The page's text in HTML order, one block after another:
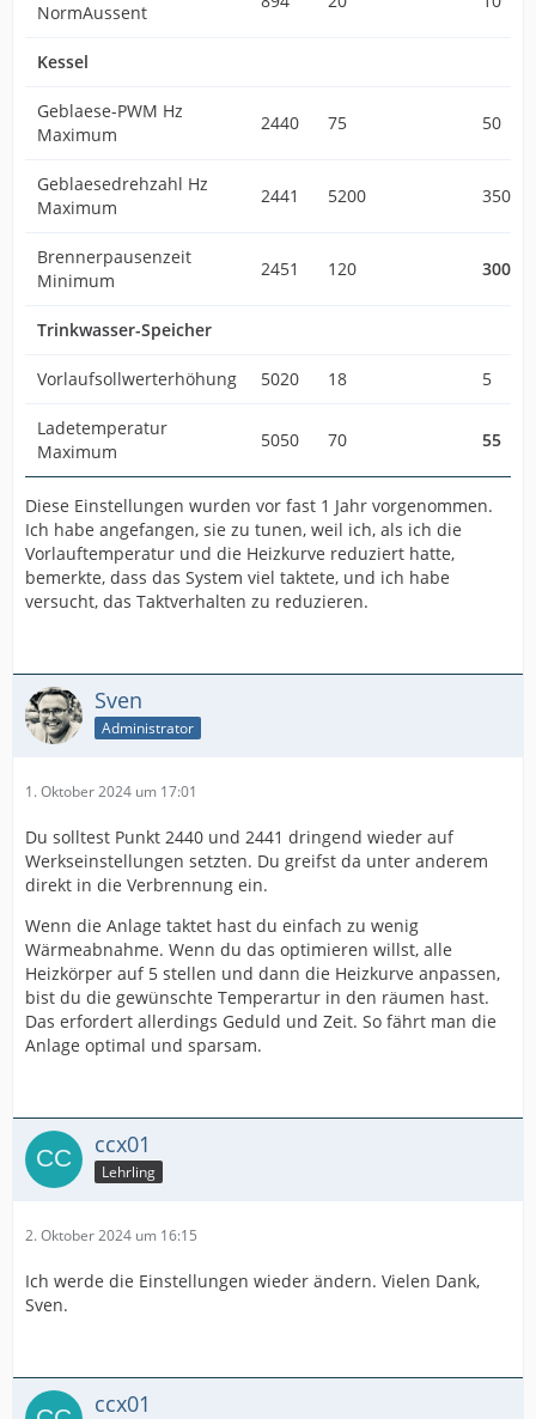
NormAussent
Kessel
Geblaese-PWM Hz
Maximum
2440 75 50
Geblaesedrehzahl Hz
Maximum
2441 5200 3500
Brennerpausenzeit
Minimum
2451 120 300
Trinkwasser-Speicher
Vorlaufsollwerterhöhung 5020 18 5
Ladetemperatur
Maximum
5050 70 55
Diese Einstellungen wurden vor fast 1 Jahr vorgenommen.
Ich habe angefangen, sie zu tunen, weil ich, als ich die
Vorlauftemperatur und die Heizkurve reduziert hatte,
bemerkte, dass das System viel taktete, und ich habe
versucht, das Taktverhalten zu reduzieren.
Sven
Administrator
1. Oktober 2024 um 17:01
Du solltest Punkt 2440 und 2441 dringend wieder auf
Werkseinstellungen setzten. Du greifst da unter anderem
direkt in die Verbrennung ein.
Wenn die Anlage taktet hast du einfach zu wenig
Wärmeabnahme. Wenn du das optimieren willst, alle
Heizkörper auf 5 stellen und dann die Heizkurve anpassen,
bist du die gewünschte Temperartur in den räumen hast.
Das erfordert allerdings Geduld und Zeit. So fährt man die
Anlage optimal und sparsam.
ccx01
Lehrling
2. Oktober 2024 um 16:15
Ich werde die Einstellungen wieder ändern. Vielen Dank,
Sven.
ccx01